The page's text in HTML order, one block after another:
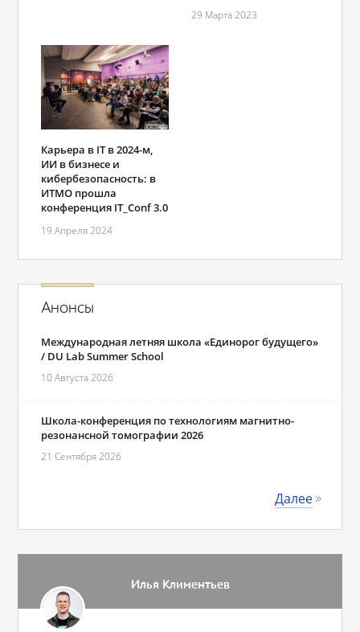
29 Марта 2023
Карьера в IT в 2024-м,
ИИ в бизнесе и
кибербезопасность: в
ИТМО прошла
конференция IT_Conf 3.0
19 Апреля 2024
Анонсы
Международная летняя школа «Единорог будущего»
/ DU Lab Summer School
10 Августа 2026
Школа-конференция по технологиям магнитно-
резонансной томографии 2026
21 Сентября 2026
Далее
Илья Климентьев